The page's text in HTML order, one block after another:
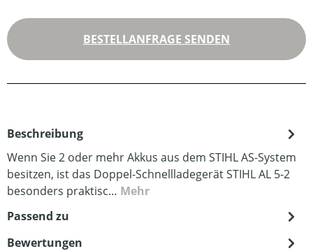
BESTELLANFRAGE SENDEN
Beschreibung
Wenn Sie 2 oder mehr Akkus aus dem STIHL AS-System
besitzen, ist das Doppel-Schnellladegerät STIHL AL 5-2
besonders praktisc… Mehr
Passend zu
Bewertungen